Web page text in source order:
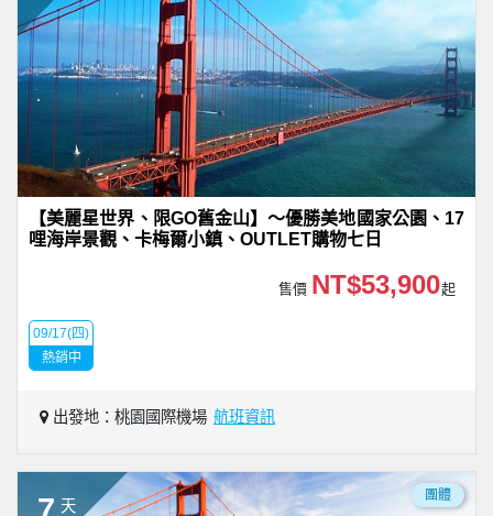
【美麗星世界、限GO舊金山】～優勝美地國家公園、17
哩海岸景觀、卡梅爾小鎮、OUTLET購物七日
售價 NT$53,900起
09/17(四)
熱銷中
出發地：桃園國際機場 航班資訊
天
團體